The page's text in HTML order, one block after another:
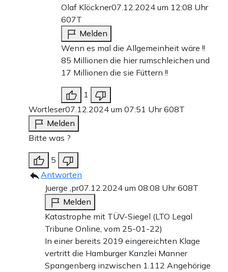
Olaf Klöckner07.12.2024 um 12:08 Uhr
607T
Melden
Wenn es mal die Allgemeinheit wäre !!
85 Millionen die hier rumschleichen und
17 Millionen die sie Füttern !!
1
Wortleser07.12.2024 um 07:51 Uhr608T
Melden
Bitte was ?
5
Antworten
Juerge ,pr07.12.2024 um 08:08 Uhr608T
Melden
Katastrophe mit TÜV-Siegel (LTO Legal
Tribune Online, vom 25-01-22)
In einer bereits 2019 eingereichten Klage
vertritt die Hamburger Kanzlei Manner
Spangenberg inzwischen 1.112 Angehörige